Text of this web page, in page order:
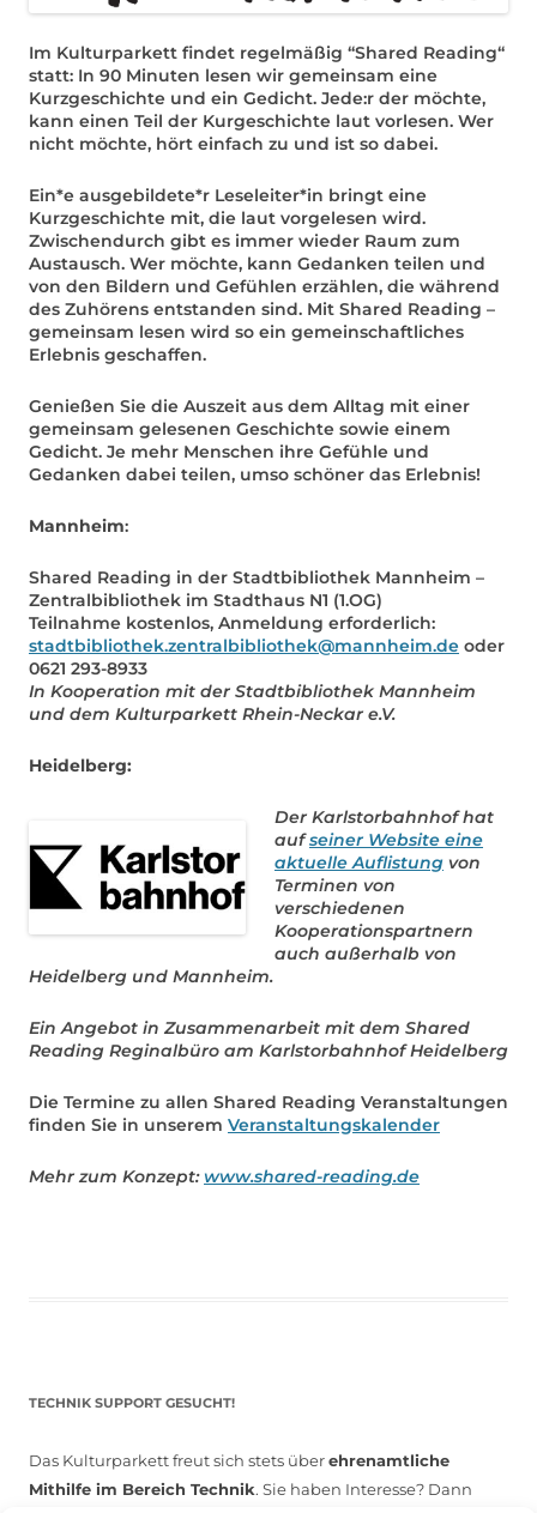
Im Kulturparkett findet regelmäßig “Shared Reading“
statt: In 90 Minuten lesen wir gemeinsam eine
Kurzgeschichte und ein Gedicht. Jede:r der möchte,
kann einen Teil der Kurgeschichte laut vorlesen. Wer
nicht möchte, hört einfach zu und ist so dabei.
Ein*e ausgebildete*r Leseleiter*in bringt eine
Kurzgeschichte mit, die laut vorgelesen wird.
Zwischendurch gibt es immer wieder Raum zum
Austausch. Wer möchte, kann Gedanken teilen und
von den Bildern und Gefühlen erzählen, die während
des Zuhörens entstanden sind. Mit Shared Reading –
gemeinsam lesen wird so ein gemeinschaftliches
Erlebnis geschaffen.
Genießen Sie die Auszeit aus dem Alltag mit einer
gemeinsam gelesenen Geschichte sowie einem
Gedicht. Je mehr Menschen ihre Gefühle und
Gedanken dabei teilen, umso schöner das Erlebnis!
Mannheim:
Shared Reading in der Stadtbibliothek Mannheim –
Zentralbibliothek im Stadthaus N1 (1.OG)
Teilnahme kostenlos, Anmeldung erforderlich:
stadtbibliothek.zentralbibliothek@mannheim.de oder
0621 293-8933
In Kooperation mit der Stadtbibliothek Mannheim
und dem Kulturparkett Rhein-Neckar e.V.
Heidelberg:
Der Karlstorbahnhof hat
aufseiner Website eine
aktuelle Auflistung von
Terminen von
verschiedenen
Kooperationspartnern
auch außerhalb von
Heidelberg und Mannheim.
Ein Angebot in Zusammenarbeit mit dem Shared
Reading Reginalbüro am Karlstorbahnhof Heidelberg
Die Termine zu allen Shared Reading Veranstaltungen
finden Sie in unserem Veranstaltungskalender
Mehr zum Konzept: www.shared-reading.de
TECHNIK SUPPORT GESUCHT!
Das Kulturparkett freut sich stets überehrenamtliche
Mithilfe im Bereich Technik. Sie haben Interesse? Dann